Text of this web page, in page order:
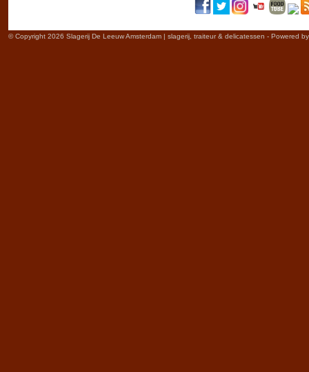
© Copyright 2026 Slagerij De Leeuw Amsterdam | slagerij, traiteur & delicatessen - Powered